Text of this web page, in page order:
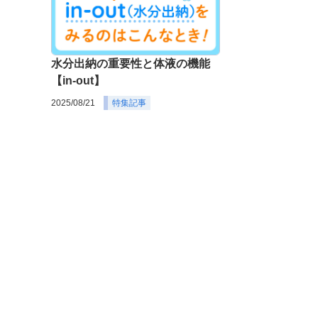
水分出納の重要性と体液の機能
【in-out】
2025/08/21 特集記事